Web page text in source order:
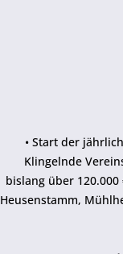
• Start der
Klingelnde
bislang über
Heusenstamm,